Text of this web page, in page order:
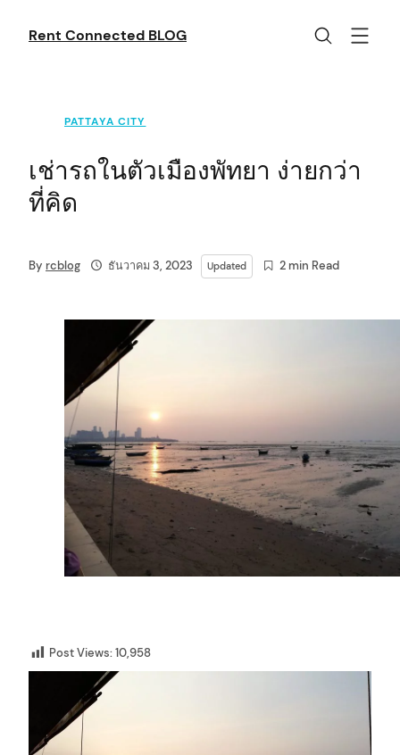
Rent Connected BLOG
PATTAYA CITY
เช่ารถในตัวเมืองพัทยา ง่ายกว่า
ที่คิด
By rcblog ธันวาคม 3, 2023 Updated 2 min Read
Post Views:10,958